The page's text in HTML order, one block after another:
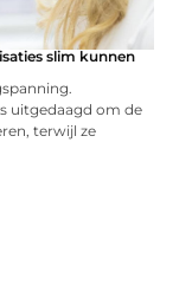
slim kunnen
uitgedaagd om de
terwijl ze